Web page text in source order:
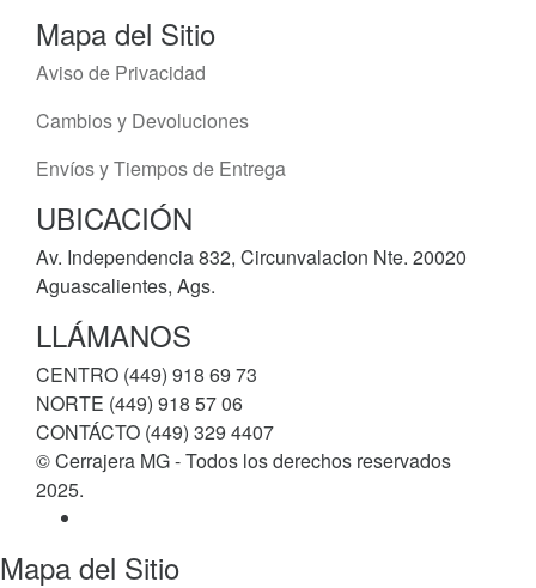
Mapa del Sitio
Aviso de Privacidad
Cambios y Devoluciones
Envíos y Tiempos de Entrega
UBICACIÓN
Av. Independencia 832, Circunvalacion Nte. 20020
Aguascalientes, Ags.
LLÁMANOS
CENTRO (449) 918 69 73
NORTE (449) 918 57 06
CONTÁCTO (449) 329 4407
© Cerrajera MG - Todos los derechos reservados
2025.
Mapa del Sitio